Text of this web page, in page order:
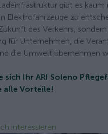
gibt es kaum
Elektrofahrzeuge zu
des Verkehrs,
für Unternehmen, die
die Umwelt übernehmen
sich Ihr ARI Soleno
alle Vorteile!
interessieren